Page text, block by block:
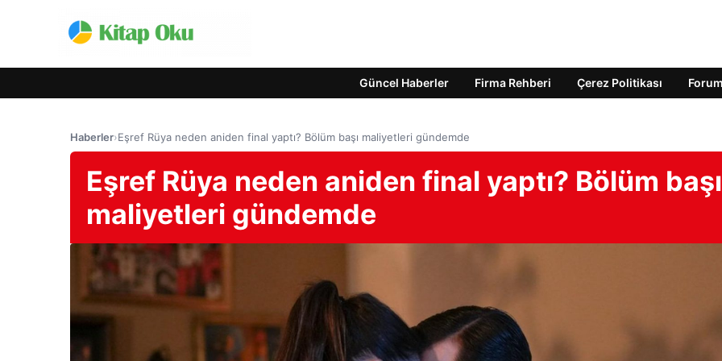
Güncel Haberler Firma Rehberi Çerez Politikası
Haberler›Eşref Rüya neden aniden final yaptı? Bölüm başı maliyetleri gündemde
Eşref Rüya neden aniden final yaptı? Bölüm başı
maliyetleri gündemde